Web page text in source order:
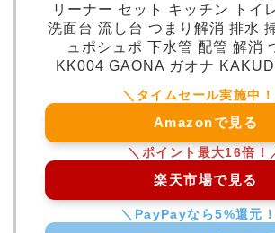
リーナー セット キッチン トイ
洗面台 流し台 つまり解消 排水
ュポシュポ 下水管 配管 解消
KK004 GAONA ガオナ
Amazonで見る
楽天市場で見る